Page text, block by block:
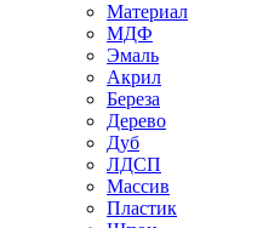
Материал
МДФ
Эмаль
Акрил
Береза
Дерево
Дуб
ЛДСП
Массив
Пластик